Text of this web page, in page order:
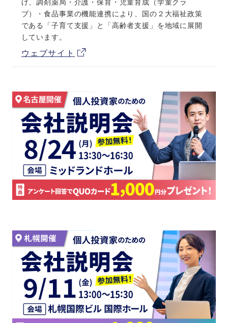
げ、調剤薬局・介護・保育・児童育成（学童クラ
ブ）・食品事業の機能連携により、国の２大福祉政策
である「子育て支援」と「高齢者支援」を地域に展開
しています。
ウェブサイト